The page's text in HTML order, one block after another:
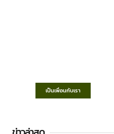
เป็นเพื่อนกับเรา